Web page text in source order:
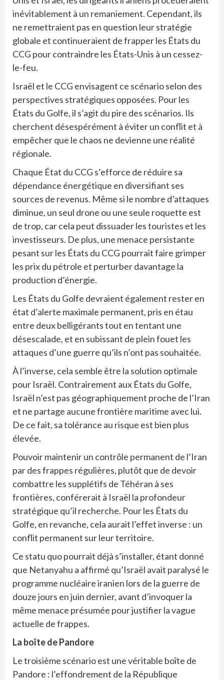
inévitablement à un remaniement. Cependant, ils
ne remettraient pas en question leur stratégie
globale et continueraient de frapper les États du
CCG pour contraindre les États-Unis à un cessez-
le-feu.
Israël et le CCG envisagent ce scénario selon des
perspectives stratégiques opposées. Pour les
États du Golfe, il s’agit du pire des scénarios. Ils
cherchent désespérément à éviter un conflit et à
empêcher que le chaos ne devienne une réalité
régionale.
Chaque État du CCG s’efforce de réduire sa
dépendance énergétique en diversifiant ses
sources de revenus. Même si le nombre d’attaques
diminue, un seul drone ou une seule roquette est
de trop, car cela peut dissuader les touristes et les
investisseurs. De plus, une menace persistante
pesant sur les États du CCG pourrait faire grimper
les prix du pétrole et perturber davantage la
production d’énergie.
Les États du Golfe devraient également rester en
état d’alerte maximale permanent, pris en étau
entre deux belligérants tout en tentant une
désescalade, et en subissant de plein fouet les
attaques d’une guerre qu’ils n’ont pas souhaitée.
À l’inverse, cela semble être la solution optimale
pour Israël. Contrairement aux États du Golfe,
Israël n’est pas géographiquement proche de l’Iran
et ne partage aucune frontière maritime avec lui.
De ce fait, sa tolérance au risque est bien plus
élevée.
Pouvoir maintenir un contrôle permanent de l’Iran
par des frappes régulières, plutôt que de devoir
combattre les supplétifs de Téhéran à ses
frontières, conférerait à Israël la profondeur
stratégique qu’il recherche. Pour les États du
Golfe, en revanche, cela aurait l’effet inverse : un
conflit permanent sur leur territoire.
Ce statu quo pourrait déjà s’installer, étant donné
que Netanyahu a affirmé qu’Israël avait paralysé le
programme nucléaire iranien lors de la guerre de
douze jours en juin dernier, avant d’invoquer la
même menace présumée pour justifier la vague
actuelle de frappes.
La boîte de Pandore
Le troisième scénario est une véritable boîte de
Pandore : l’effondrement de la République